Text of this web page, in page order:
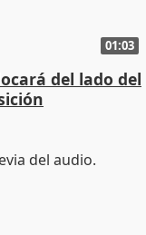
01:03
del lado del